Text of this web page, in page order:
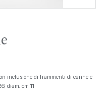
diam. cm 11